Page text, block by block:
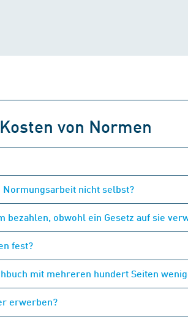
von Normen
nicht selbst?
bezahlen, obwohl ein Gesetz auf sie
fest?
mit mehreren hundert Seiten
erwerben?